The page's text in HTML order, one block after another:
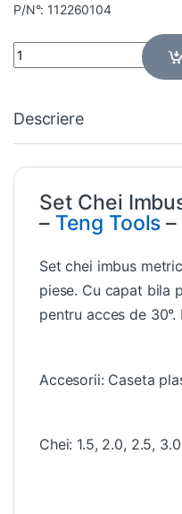
P/N°: 112260104
Quantity
Descriere
Set Chei
– Teng Tools –
Set chei imbus
piese. Cu capat bila
pentru acces de
Accesorii: Caseta
Chei: 1.5, 2.0, 2.5,